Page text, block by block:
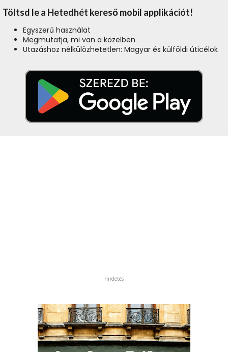
Töltsd le a Hetedhét kereső mobil applikációt!
Egyszerű használat
Megmutatja, mi van a közelben
Utazáshoz nélkülözhetetlen: Magyar és külföldi úticélok
hirdetés